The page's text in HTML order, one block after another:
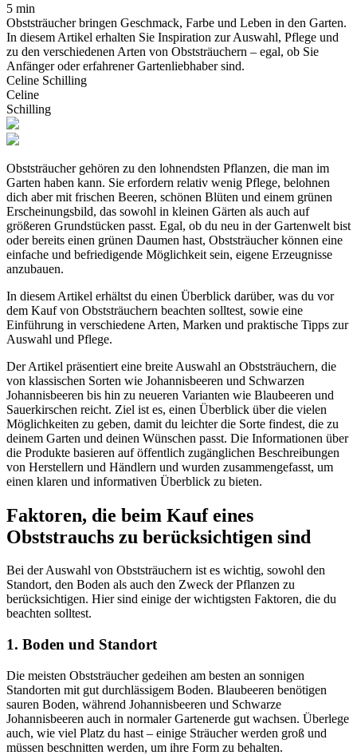
5 min
Obststräucher bringen Geschmack, Farbe und Leben in den Garten.
In diesem Artikel erhalten Sie Inspiration zur Auswahl, Pflege und
zu den verschiedenen Arten von Obststräuchern – egal, ob Sie
Anfänger oder erfahrener Gartenliebhaber sind.
Celine Schilling
Celine
Schilling
Obststräucher gehören zu den lohnendsten Pflanzen, die man im
Garten haben kann. Sie erfordern relativ wenig Pflege, belohnen
dich aber mit frischen Beeren, schönen Blüten und einem grünen
Erscheinungsbild, das sowohl in kleinen Gärten als auch auf
größeren Grundstücken passt. Egal, ob du neu in der Gartenwelt bist
oder bereits einen grünen Daumen hast, Obststräucher können eine
einfache und befriedigende Möglichkeit sein, eigene Erzeugnisse
anzubauen.
In diesem Artikel erhältst du einen Überblick darüber, was du vor
dem Kauf von Obststräuchern beachten solltest, sowie eine
Einführung in verschiedene Arten, Marken und praktische Tipps zur
Auswahl und Pflege.
Der Artikel präsentiert eine breite Auswahl an Obststräuchern, die
von klassischen Sorten wie Johannisbeeren und Schwarzen
Johannisbeeren bis hin zu neueren Varianten wie Blaubeeren und
Sauerkirschen reicht. Ziel ist es, einen Überblick über die vielen
Möglichkeiten zu geben, damit du leichter die Sorte findest, die zu
deinem Garten und deinen Wünschen passt. Die Informationen über
die Produkte basieren auf öffentlich zugänglichen Beschreibungen
von Herstellern und Händlern und wurden zusammengefasst, um
einen klaren und informativen Überblick zu bieten.
Faktoren, die beim Kauf eines
Obststrauchs zu berücksichtigen sind
Bei der Auswahl von Obststräuchern ist es wichtig, sowohl den
Standort, den Boden als auch den Zweck der Pflanzen zu
berücksichtigen. Hier sind einige der wichtigsten Faktoren, die du
beachten solltest.
1. Boden und Standort
Die meisten Obststräucher gedeihen am besten an sonnigen
Standorten mit gut durchlässigem Boden. Blaubeeren benötigen
sauren Boden, während Johannisbeeren und Schwarze
Johannisbeeren auch in normaler Gartenerde gut wachsen. Überlege
auch, wie viel Platz du hast – einige Sträucher werden groß und
müssen beschnitten werden, um ihre Form zu behalten.